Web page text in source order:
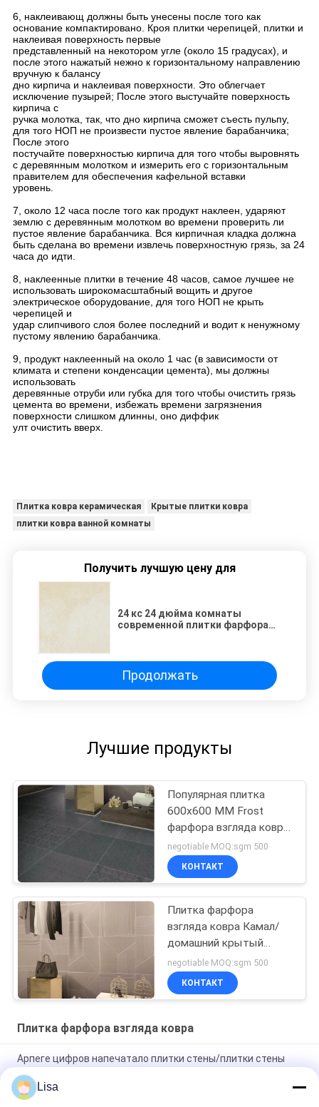
6, наклеивающ должны быть унесены после того как
основание компактировано. Кроя плитки черепицей, плитки и
наклеивая поверхность первые
представленный на некотором угле (около 15 градусах), и
после этого нажатый нежно к горизонтальному направлению
вручную к балансу
дно кирпича и наклеивая поверхности. Это облегчает
исключение пузырей; После этого выстучайте поверхность
кирпича с
ручка молотка, так, что дно кирпича сможет съесть пульпу,
для того НОП не произвести пустое явление барабанчика;
После этого
постучайте поверхностью кирпича для того чтобы выровнять
с деревянным молотком и измерить его с горизонтальным
правителем для обеспечения кафельной вставки
уровень.
7, около 12 часа после того как продукт наклеен, ударяют
землю с деревянным молотком во времени проверить ли
пустое явление барабанчика. Вся кирпичная кладка должна
быть сделана во времени извлечь поверхностную грязь, за 24
часа до идти.
8, наклеенные плитки в течение 48 часов, самое лучшее не
использовать широкомасштабный вощить и другое
электрическое оборудование, для того НОП не крыть
черепицей и
удар слипчивого слоя более последний и водит к ненужному
пустому явлению барабанчика.
9, продукт наклеенный на около 1 час (в зависимости от
климата и степени конденсации цемента), мы должны
использовать
деревянные отруби или губка для того чтобы очистить грязь
цемента во времени, избежать времени загрязнения
поверхности слишком длинны, оно диффик
улт очистить вверх.
Плитка ковра керамическая
Крытые плитки ковра
плитки ковра ванной комнаты
Получить лучшую цену для
24 кс 24 дюйма комнаты
современной плитки фарфора
Продолжать
Лучшие продукты
Популярная плитка
600x600 MM Frost
фарфора взгляда ковра
доказательства пятна
устойчивый
negotiable MOQ:sgm 500
КОНТАКТ
Плитка фарфора
взгляда ковра Камал/
домашний крытый
ковер кроют
аттестованный КЭ
черепицей
negotiable MOQ:sgm 500
КОНТАКТ
Плитка фарфора взгляда ковра
Арпеге цифров напечатало плитки стены/плитки стены
влияния мрамора керамические
Польза струйной прозрачной плитки фарфора взгляда
Lisa